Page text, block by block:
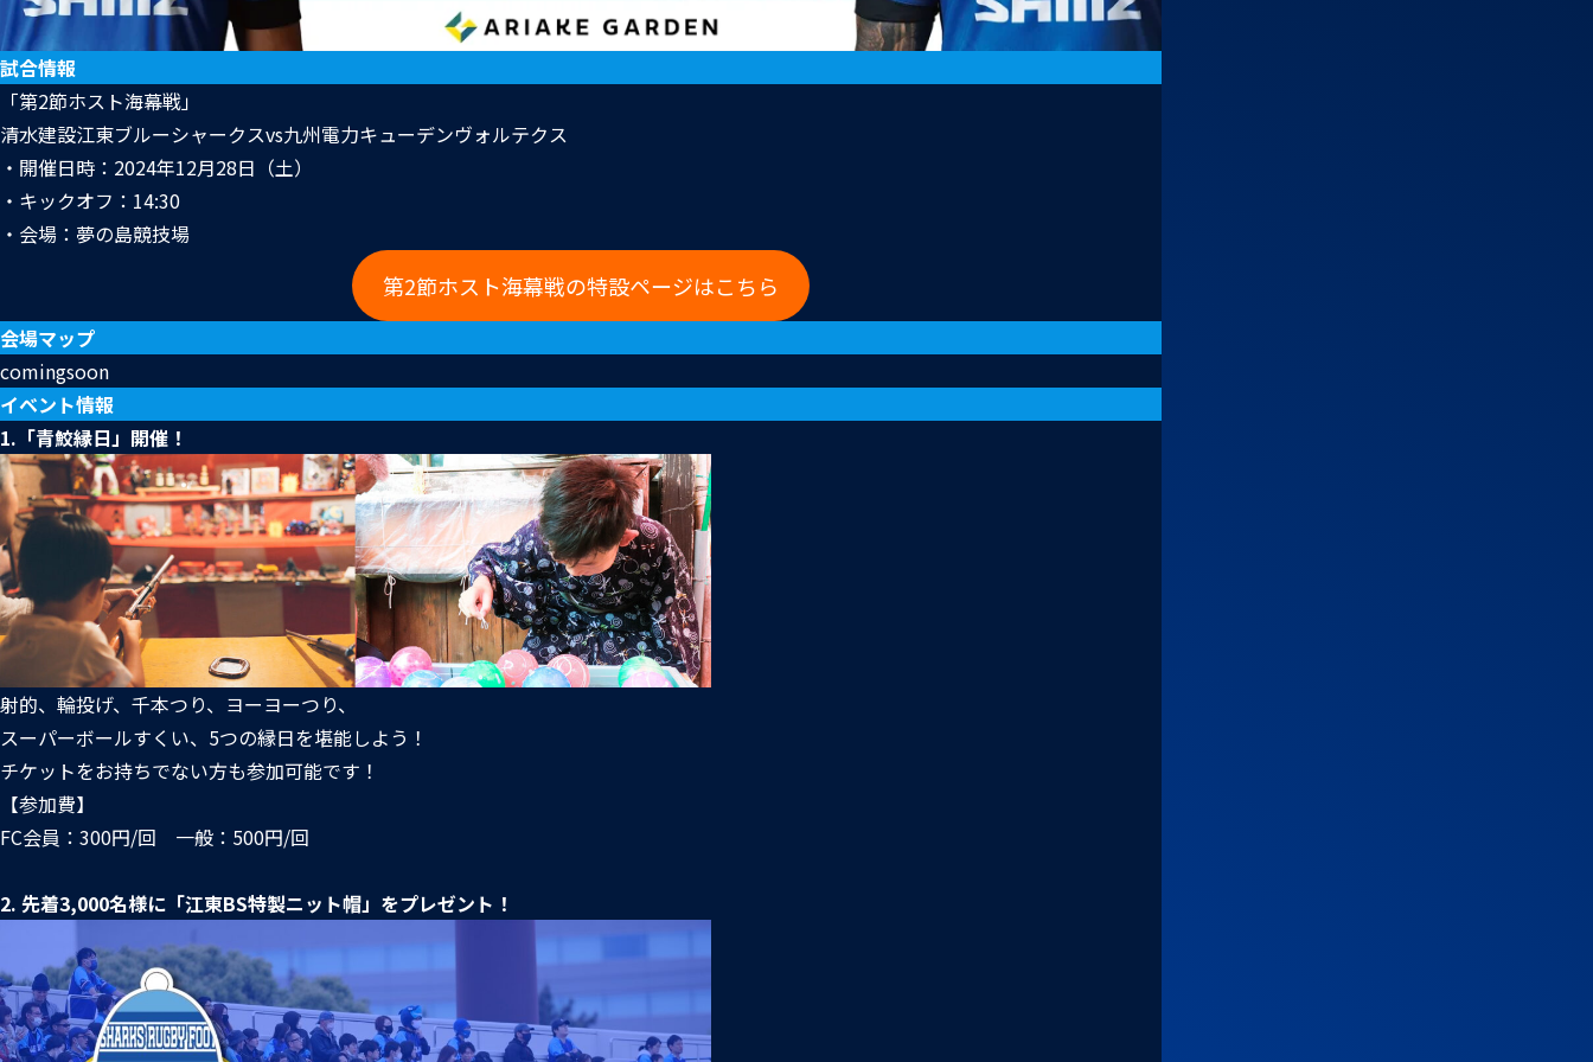
試合情報
「第2節ホスト海幕戦」
清水建設江東ブルーシャークスvs九州電力キューデンヴォルテクス
・開催日時：2024年12月28日（土）
・キックオフ：14:30
・会場：夢の島競技場
第2節ホスト海幕戦の特設ページはこちら
会場マップ
comingsoon
イベント情報
1.「青鮫縁日」開催！
射的、輪投げ、千本つり、ヨーヨーつり、
スーパーボールすくい、5つの縁日を堪能しよう！
チケットをお持ちでない方も参加可能です！
【参加費】
FC会員：300円/回 一般：500円/回
2. 先着3,000名様に「江東BS特製ニット帽」をプレゼント！